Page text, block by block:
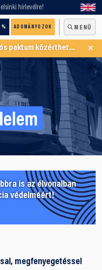
hírlevélre!
ADOMÁNYOZOK MENÜ
paktum közérthetően ×
is az élvonalban
védelméért!
megfenyegetéssel